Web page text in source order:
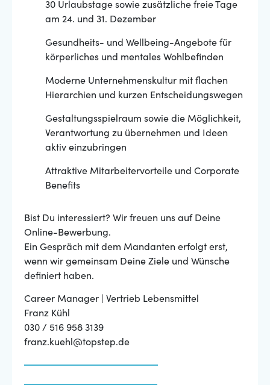
30 Urlaubstage sowie zusätzliche freie Tage
am 24. und 31. Dezember
Gesundheits- und Wellbeing-Angebote für
körperliches und mentales Wohlbefinden
Moderne Unternehmenskultur mit flachen
Hierarchien und kurzen Entscheidungswegen
Gestaltungsspielraum sowie die Möglichkeit,
Verantwortung zu übernehmen und Ideen
aktiv einzubringen
Attraktive Mitarbeitervorteile und Corporate
Benefits
Bist Du interessiert? Wir freuen uns auf Deine
Online-Bewerbung.
Ein Gespräch mit dem Mandanten erfolgt erst,
wenn wir gemeinsam Deine Ziele und Wünsche
definiert haben.
Career Manager | Vertrieb Lebensmittel
Franz Kühl
030 / 516 958 3139
franz.kuehl@topstep.de